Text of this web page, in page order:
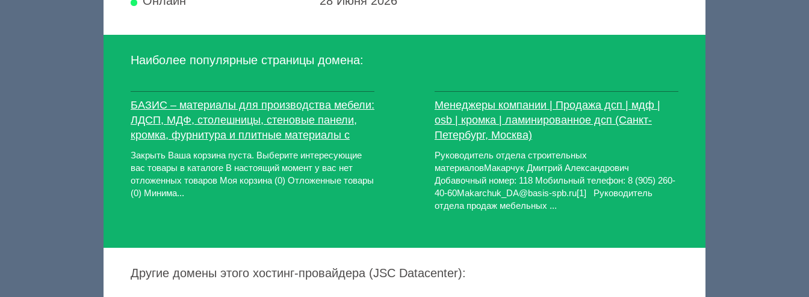
Наиболее популярные страницы домена:
БАЗИС – материалы для производства мебели:
ЛДСП, МДФ, столешницы, стеновые панели,
кромка, фурнитура и плитные материалы с
Закрыть Ваша корзина пуста. Выберите интересующие
вас товары в каталоге В настоящий момент у вас нет
отложенных товаров Моя корзина (0) Отложенные товары
(0) Минима...
Менеджеры компании | Продажа дсп | мдф |
osb | кромка | ламинированное дсп (Санкт-
Петербург, Москва)
Руководитель отдела строительных
материаловМакарчук Дмитрий Александрович
Добавочный номер: 118 Мобильный телефон: 8 (905) 260-
40-60Makarchuk_DA@basis-spb.ru[1] Руководитель
отдела продаж мебельных ...
Другие домены этого хостинг-провайдера (JSC Datacenter):